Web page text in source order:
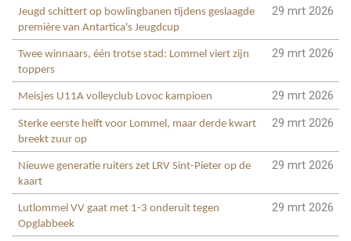
Jeugd schittert op bowlingbanen tijdens geslaagde
première van Antartica's Jeugdcup
29 mrt 2026
Twee winnaars, één trotse stad: Lommel viert zijn
toppers
29 mrt 2026
Meisjes U11A volleyclub Lovoc kampioen 29 mrt 2026
Sterke eerste helft voor Lommel, maar derde kwart
breekt zuur op
29 mrt 2026
Nieuwe generatie ruiters zet LRV Sint-Pieter op de
kaart
29 mrt 2026
Lutlommel VV gaat met 1-3 onderuit tegen
Opglabbeek
29 mrt 2026